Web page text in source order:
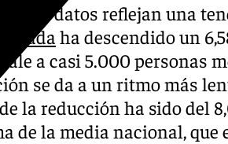
los datos reflejan una
ha descendido un
a casi 5.000 personas
se da a un ritmo más
la reducción ha sido del
de la media nacional, que